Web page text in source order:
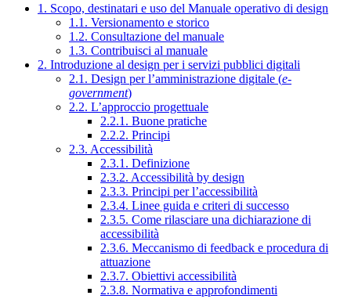
1. Scopo, destinatari e uso del Manuale operativo di design
1.1. Versionamento e storico
1.2. Consultazione del manuale
1.3. Contribuisci al manuale
2. Introduzione al design per i servizi pubblici digitali
2.1. Design per l’amministrazione digitale (e-
government)
2.2. L’approccio progettuale
2.2.1. Buone pratiche
2.2.2. Principi
2.3. Accessibilità
2.3.1. Definizione
2.3.2. Accessibilità by design
2.3.3. Principi per l’accessibilità
2.3.4. Linee guida e criteri di successo
2.3.5. Come rilasciare una dichiarazione di
accessibilità
2.3.6. Meccanismo di feedback e procedura di
attuazione
2.3.7. Obiettivi accessibilità
2.3.8. Normativa e approfondimenti